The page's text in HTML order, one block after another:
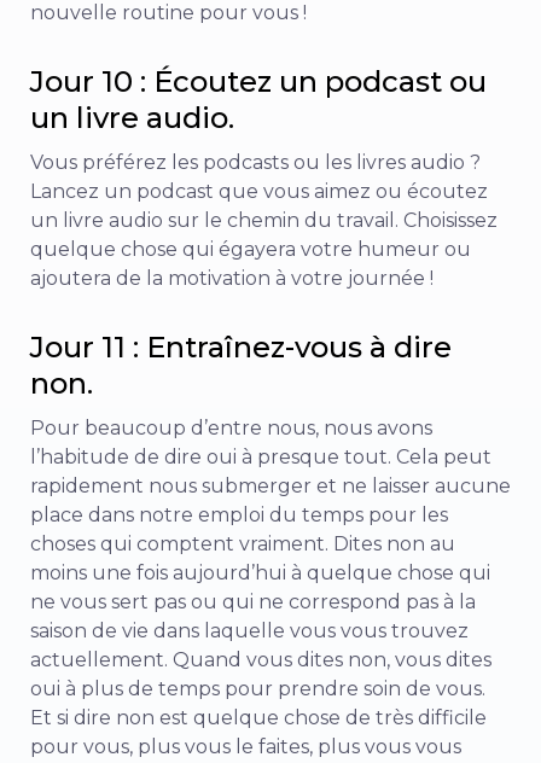
nouvelle routine pour vous !
Jour 10 : Écoutez un podcast ou
un livre audio.
Vous préférez les podcasts ou les livres audio ?
Lancez un podcast que vous aimez ou écoutez
un livre audio sur le chemin du travail. Choisissez
quelque chose qui égayera votre humeur ou
ajoutera de la motivation à votre journée !
Jour 11 : Entraînez-vous à dire
non.
Pour beaucoup d’entre nous, nous avons
l’habitude de dire oui à presque tout. Cela peut
rapidement nous submerger et ne laisser aucune
place dans notre emploi du temps pour les
choses qui comptent vraiment. Dites non au
moins une fois aujourd’hui à quelque chose qui
ne vous sert pas ou qui ne correspond pas à la
saison de vie dans laquelle vous vous trouvez
actuellement. Quand vous dites non, vous dites
oui à plus de temps pour prendre soin de vous.
Et si dire non est quelque chose de très difficile
pour vous, plus vous le faites, plus vous vous